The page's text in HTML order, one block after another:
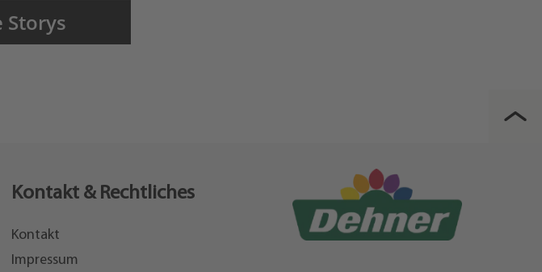
Kontakt & Rechtliches
Kontakt
Impressum